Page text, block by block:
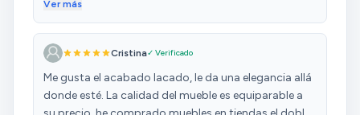
tacto agradable. Grande, funcional y decorativo. Un
acierto. Lo único que tardo casi una semana más de
lo que ponía que tardaba. Lo volvería a comprar sin
duda.
Ver más
Cristina✓ Verificado
Me gusta el acabado lacado, le da una elegancia allá
donde esté. La calidad del mueble es equiparable a